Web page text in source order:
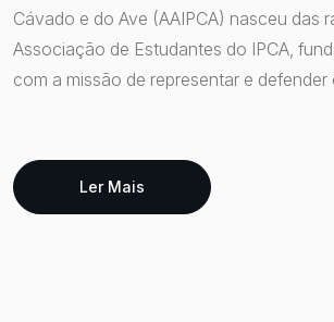
Cávado e do Ave (AAIPCA) nasceu das
Associação de Estudantes do IPCA,
com a missão de representar e
preservando os mesmos objetivos e
depois, a instituição celebrou o seu
Ler Mais